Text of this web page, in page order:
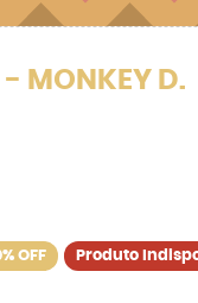
- MONKEY D.
OFF Produto